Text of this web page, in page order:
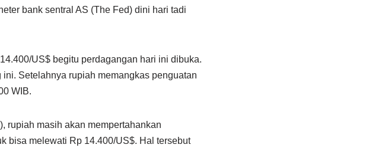
bank sentral AS (The Fed) dini hari tadi
US$ begitu perdagangan hari ini dibuka.
Setelahnya rupiah memangkas penguatan
WIB.
rupiah masih akan mempertahankan
bisa melewati Rp 14.400/US$. Hal tersebut